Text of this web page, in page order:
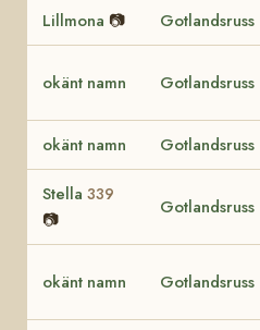
Lillmona 📷 Gotlandsruss
okänt namn Gotlandsruss
okänt namn Gotlandsruss
Stella 339
📷
Gotlandsruss
okänt namn Gotlandsruss